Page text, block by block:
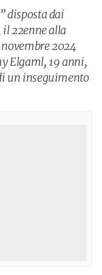
disposta dai
il 22enne alla
2024
Elgaml, 19 anni,
un inseguimento